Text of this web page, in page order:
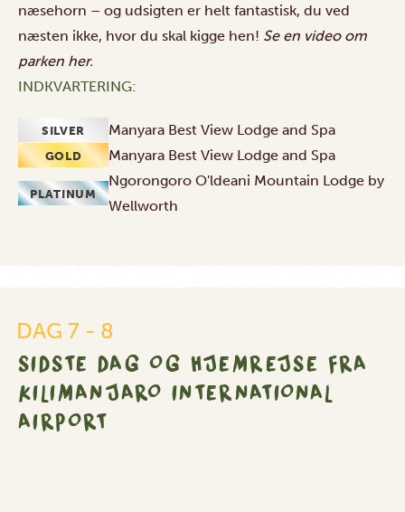
næsehorn – og udsigten er helt fantastisk, du ved
næsten ikke, hvor du skal kigge hen! Se en video om
parken her.
INDKVARTERING:
SILVER Manyara Best View Lodge and Spa
GOLD Manyara Best View Lodge and Spa
PLATINUM
Ngorongoro O'ldeani Mountain Lodge by
Wellworth
DAG 7 - 8
SIDSTE DAG OG HJEMREJSE FRA
KILIMANJARO INTERNATIONAL
AIRPORT
hjemrejse
fra
Kilimanjaro
International
Airport